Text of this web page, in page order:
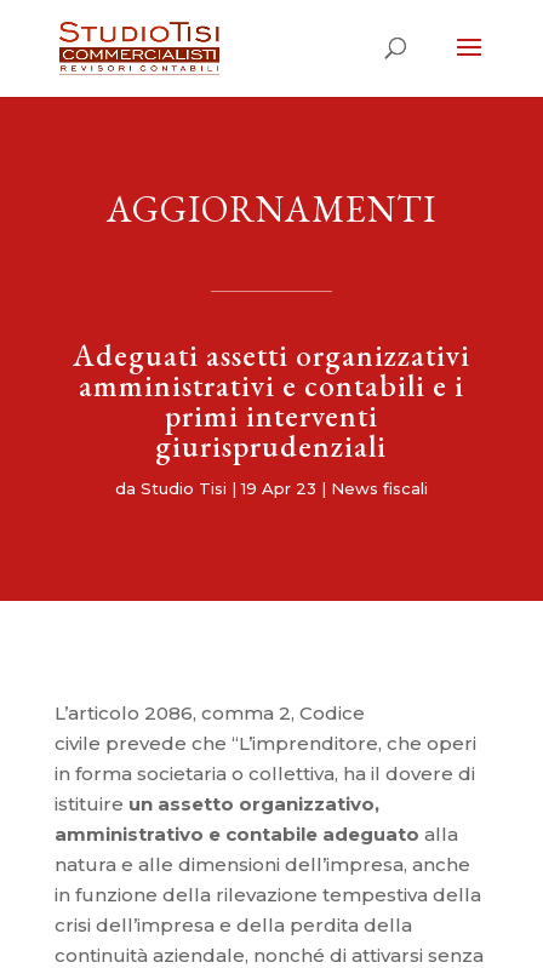
AGGIORNAMENTI
Adeguati assetti organizzativi
amministrativi e contabili e i
primi interventi
giurisprudenziali
da Studio Tisi |19 Apr 23 | News fiscali
L’articolo 2086, comma 2, Codice
civile prevede che “L’imprenditore, che operi
in forma societaria o collettiva, ha il dovere di
istituire un assetto organizzativo,
amministrativo e contabile adeguato alla
natura e alle dimensioni dell’impresa, anche
in funzione della rilevazione tempestiva della
crisi dell’impresa e della perdita della
continuità aziendale, nonché di attivarsi senza